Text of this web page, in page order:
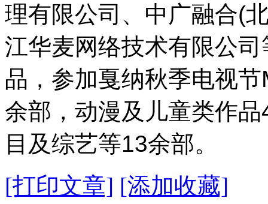
理有限公司、中广融合(
江华麦网络技术有限公
品，参加戛纳秋季电视
余部，动漫及儿童类作
目及综艺等13余部。
[打印文章] [添加收藏]